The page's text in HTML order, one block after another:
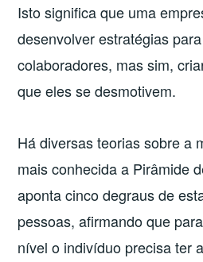
Isto significa que uma
desenvolver estratégias
colaboradores, mas sim,
que eles se desmotivem.
Há diversas teorias sobre a
mais conhecida a Pirâmide
aponta cinco degraus de
pessoas, afirmando que
nível o indivíduo precisa ter